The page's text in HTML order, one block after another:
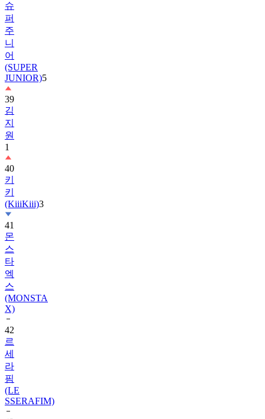
주
니
어
(SUPER
JUNIOR)
39
김
지
원
1
40
키
키
(KiiiKiii)
41
몬
스
타
엑
스
(MONSTA
X)
42
르
세
라
핌
(LE
SSERAFIM)
43
아